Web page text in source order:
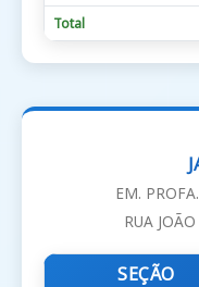
Total
EM.
RUA
SEÇÃO